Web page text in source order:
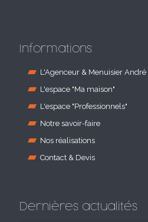
Informations
L'Agenceur & Menuisier André
L'espace "Ma maison"
L'espace "Professionnels"
Notre savoir-faire
Nos réalisations
Contact & Devis
Dernières actualités